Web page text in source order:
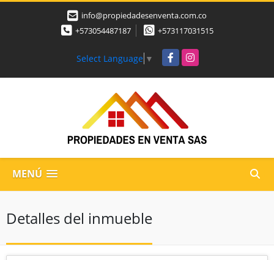
info@propiedadesenventa.com.co
+573054487187
+573117031515
Select Language ▼ FacebookInstagram
MENÚ
Detalles del inmueble